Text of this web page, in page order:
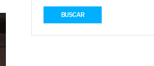
BUSCAR